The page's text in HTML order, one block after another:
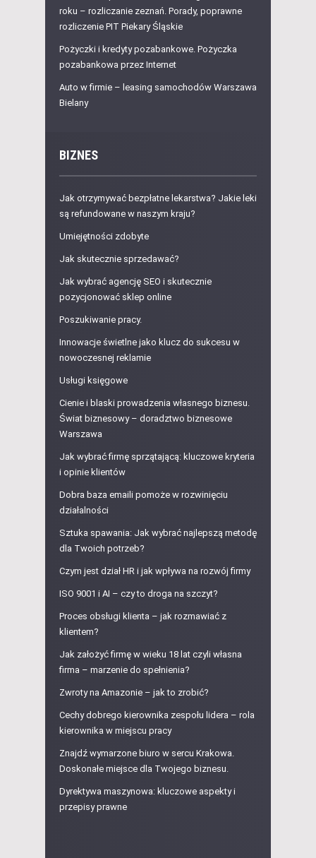
roku – rozliczanie zeznań. Porady, poprawne
rozliczenie PIT Piekary Śląskie
Pożyczki i kredyty pozabankowe. Pożyczka
pozabankowa przez Internet
Auto w firmie – leasing samochodów Warszawa
Bielany
BIZNES
Jak otrzymywać bezpłatne lekarstwa? Jakie leki
są refundowane w naszym kraju?
Umiejętności zdobyte
Jak skutecznie sprzedawać?
Jak wybrać agencję SEO i skutecznie
pozycjonować sklep online
Poszukiwanie pracy.
Innowacje świetlne jako klucz do sukcesu w
nowoczesnej reklamie
Usługi księgowe
Cienie i blaski prowadzenia własnego biznesu.
Świat biznesowy – doradztwo biznesowe
Warszawa
Jak wybrać firmę sprzątającą: kluczowe kryteria
i opinie klientów
Dobra baza emaili pomoże w rozwinięciu
działalności
Sztuka spawania: Jak wybrać najlepszą metodę
dla Twoich potrzeb?
Czym jest dział HR i jak wpływa na rozwój firmy
ISO 9001 i AI – czy to droga na szczyt?
Proces obsługi klienta – jak rozmawiać z
klientem?
Jak założyć firmę w wieku 18 lat czyli własna
firma – marzenie do spełnienia?
Zwroty na Amazonie – jak to zrobić?
Cechy dobrego kierownika zespołu lidera – rola
kierownika w miejscu pracy
Znajdź wymarzone biuro w sercu Krakowa.
Doskonałe miejsce dla Twojego biznesu.
Dyrektywa maszynowa: kluczowe aspekty i
przepisy prawne